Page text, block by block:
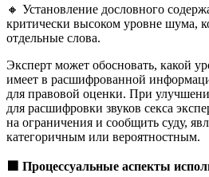
🔸 Установление дословного
критически высоком уровне шума,
отдельные слова.
Эксперт может обосновать, какой
имеет в расшифрованной
для правовой оценки. При
для расшифровки звуков секса
на ограничения и сообщить суду,
категоричным или вероятностным.
Процессуальные аспекты